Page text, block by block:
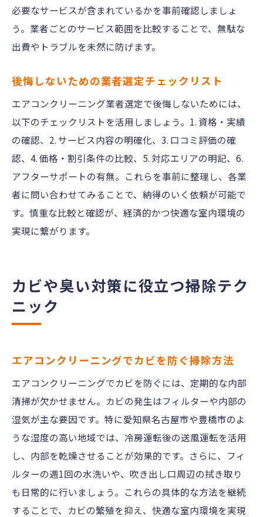
必要なサービスが含まれているかを事前確認しましょ
う。業者ごとのサービス範囲を比較することで、無駄な
出費やトラブルを未然に防げます。
後悔しないための業者選定チェックリスト
エアコンクリーニング業者選定で後悔しないためには、
以下のチェックリストを活用しましょう。1. 資格・実績
の確認、2. サービス内容の明確化、3. 口コミ評価の確
認、4. 価格・割引条件の比較、5. 対応エリアの明記、6.
アフターサポートの有無。これらを事前に整理し、各業
者に問い合わせてみることで、納得のいく依頼が可能で
す。慎重な比較と確認が、経済的かつ快適な室内環境の
実現に繋がります。
カビや臭い対策に役立つ掃除テク
ニック
エアコンクリーニングでカビを防ぐ掃除方法
エアコンクリーニングでカビを防ぐには、定期的な内部
清掃が欠かせません。カビの発生はフィルターや内部の
湿気が主な要因です。特に愛知県名古屋市や豊橋市のよ
うな湿度の高い地域では、冷房運転後の送風運転を活用
し、内部を乾燥させることが効果的です。さらに、フィ
ルターの週1回の水洗いや、吹き出し口周辺の拭き取り
も日常的に行いましょう。これらの具体的な方法を継続
することで、カビの繁殖を抑え、快適な室内環境を実現